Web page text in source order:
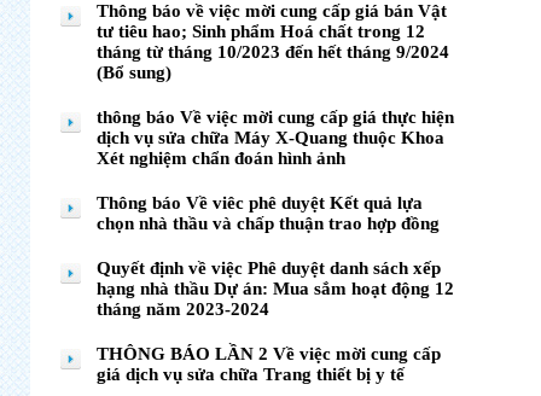
Thông báo về việc mời cung cấp giá bán Vật
tư tiêu hao; Sinh phẩm Hoá chất trong 12
tháng từ tháng 10/2023 đến hết tháng 9/2024
(Bổ sung)
thông báo Về việc mời cung cấp giá thực hiện
dịch vụ sửa chữa Máy X-Quang thuộc Khoa
Xét nghiệm chẩn đoán hình ảnh
Thông báo Về viêc phê duyệt Kết quả lựa
chọn nhà thầu và chấp thuận trao hợp đồng
Quyết định về việc Phê duyệt danh sách xếp
hạng nhà thầu Dự án: Mua sắm hoạt động 12
tháng năm 2023-2024
THÔNG BÁO LẦN 2 Về việc mời cung cấp
giá dịch vụ sửa chữa Trang thiết bị y tế